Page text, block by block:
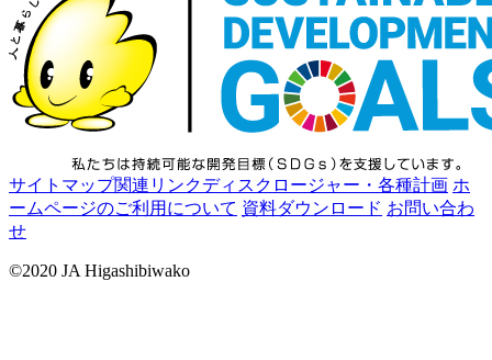
サイトマップ関連リンクディスクロージャー・各種計画 ホ
ームページのご利用について 資料ダウンロード お問い合わ
せ
©2020 JA Higashibiwako